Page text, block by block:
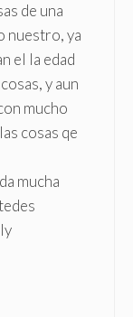
de una
nuestro, ya
el la edad
y aun
mucho
cosas qe
mucha